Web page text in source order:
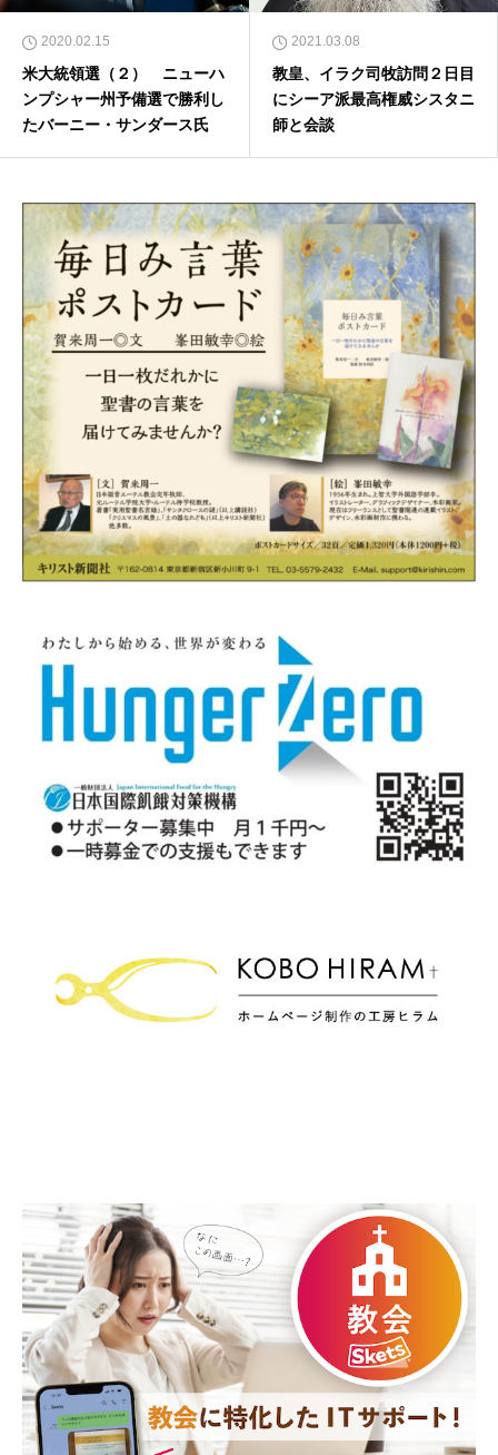
2020.02.15
米大統領選（２） ニューハ
ンプシャー州予備選で勝利し
たバーニー・サンダース氏
2021.03.08
教皇、イラク司牧訪問２日目
にシーア派最高権威シスタニ
師と会談